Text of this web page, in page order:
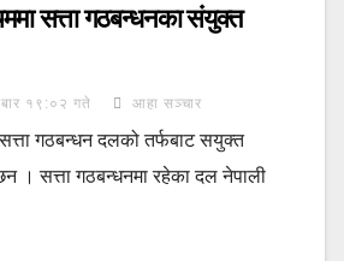
सत्ता गठबन्धनका संयुक्त
१९:०२ गते आहा सञ्चार
गठबन्धन दलको तर्फबाट सयुक्त
। सत्ता गठबन्धनमा रहेका दल नेपाली